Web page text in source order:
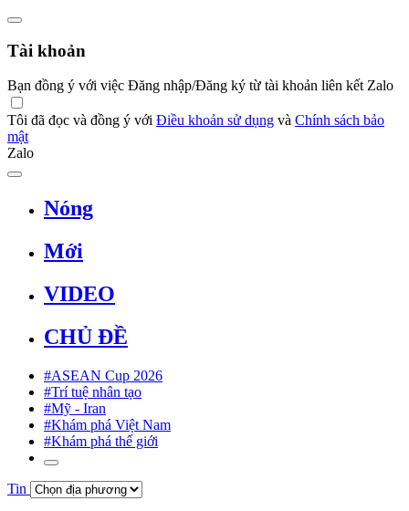
Tài khoản
Bạn đồng ý với việc Đăng nhập/Đăng ký từ tài khoản liên kết Zalo
Tôi đã đọc và đồng ý với Điều khoản sử dụng và Chính sách bảo
mật
Zalo
Nóng
Mới
VIDEO
CHỦ ĐỀ
#ASEAN Cup 2026
#Trí tuệ nhân tạo
#Mỹ - Iran
#Khám phá Việt Nam
#Khám phá thế giới
Tin